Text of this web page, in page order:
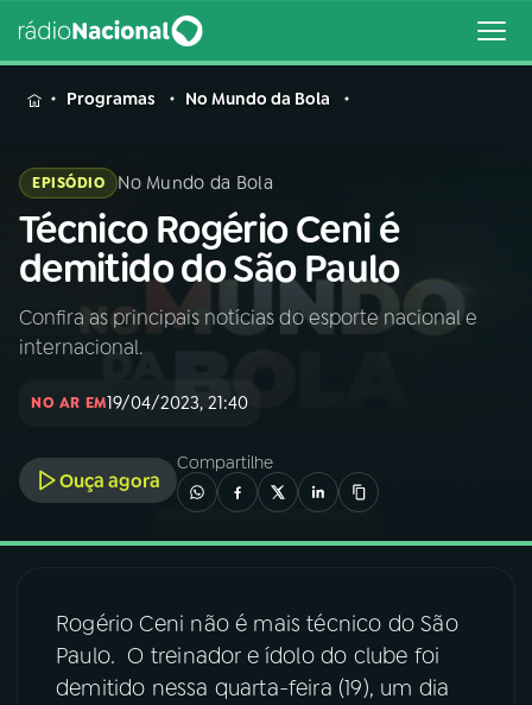
MENU
Buscar
na
Rádio
Nacional
Buscar
04 PROGRAMAS
Programas No Mundo da Bola
EPISÓDIO No Mundo da Bola
Técnico Rogério Ceni é
demitido do São Paulo
Confira as principais notícias do esporte nacional e
internacional.
NO AR EM19/04/2023, 21:40
Ouça agora
Compartilhe
Rogério Ceni não é mais técnico do São
Paulo. O treinador e ídolo do clube foi
demitido nessa quarta-feira (19), um dia